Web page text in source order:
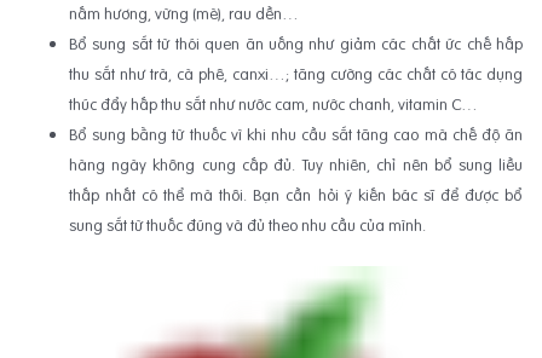
nấm hương, vừng (mè), rau dền…
Bổ sung sắt từ thói quen ăn uống như giảm các chất ức chế hấp
thu sắt như trà, cà phê, canxi…; tăng cường các chất có tác dụng
thúc đẩy hấp thu sắt như nước cam, nước chanh, vitamin C…
Bổ sung bằng từ thuốc vì khi nhu cầu sắt tăng cao mà chế độ ăn
hàng ngày không cung cấp đủ. Tuy nhiên, chỉ nên bổ sung liều
thấp nhất có thể mà thôi. Bạn cần hỏi ý kiến bác sĩ để được bổ
sung sắt từ thuốc đúng và đủ theo nhu cầu của mình.